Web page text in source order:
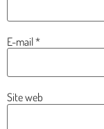
E-mail*
Site web